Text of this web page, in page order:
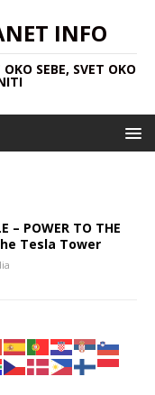
INFO
SEBE, SVET OKO
– POWER TO THE
Tesla Tower